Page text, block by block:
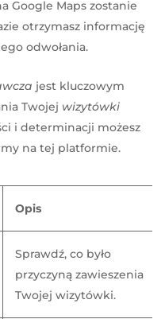
Google Maps zostanie
otrzymasz informację
odwołania.
jest kluczowym
Twojej wizytówki
i determinacji możesz
na tej platformie.
Opis
Sprawdź, co było
przyczyną zawieszenia
Twojej wizytówki.